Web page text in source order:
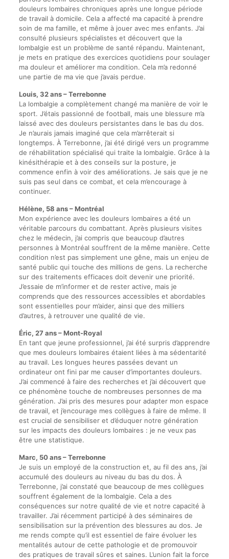
douleurs lombaires chroniques après une longue période
de travail à domicile. Cela a affecté ma capacité à prendre
soin de ma famille, et même à jouer avec mes enfants. J’ai
consulté plusieurs spécialistes et découvert que la
lombalgie est un problème de santé répandu. Maintenant,
je mets en pratique des exercices quotidiens pour soulager
ma douleur et améliorer ma condition. Cela m’a redonné
une partie de ma vie que j’avais perdue.
Louis, 32 ans – Terrebonne
La lombalgie a complètement changé ma manière de voir le
sport. J’étais passionné de football, mais une blessure m’a
laissé avec des douleurs persistantes dans le bas du dos.
Je n’aurais jamais imaginé que cela m’arrêterait si
longtemps. À Terrebonne, j’ai été dirigé vers un programme
de réhabilitation spécialisé qui traite la lombalgie. Grâce à la
kinésithérapie et à des conseils sur la posture, je
commence enfin à voir des améliorations. Je sais que je ne
suis pas seul dans ce combat, et cela m’encourage à
continuer.
Hélène, 58 ans – Montréal
Mon expérience avec les douleurs lombaires a été un
véritable parcours du combattant. Après plusieurs visites
chez le médecin, j’ai compris que beaucoup d’autres
personnes à Montréal souffrent de la même manière. Cette
condition n’est pas simplement une gêne, mais un enjeu de
santé public qui touche des millions de gens. La recherche
sur des traitements efficaces doit devenir une priorité.
J’essaie de m’informer et de rester active, mais je
comprends que des ressources accessibles et abordables
sont essentielles pour m’aider, ainsi que des milliers
d’autres, à retrouver une qualité de vie.
Éric, 27 ans – Mont-Royal
En tant que jeune professionnel, j’ai été surpris d’apprendre
que mes douleurs lombaires étaient liées à ma sédentarité
au travail. Les longues heures passées devant un
ordinateur ont fini par me causer d’importantes douleurs.
J’ai commencé à faire des recherches et j’ai découvert que
ce phénomène touche de nombreuses personnes de ma
génération. J’ai pris des mesures pour adapter mon espace
de travail, et j’encourage mes collègues à faire de même. Il
est crucial de sensibiliser et d’éduquer notre génération
sur les impacts des douleurs lombaires : je ne veux pas
être une statistique.
Marc, 50 ans – Terrebonne
Je suis un employé de la construction et, au fil des ans, j’ai
accumulé des douleurs au niveau du bas du dos. À
Terrebonne, j’ai constaté que beaucoup de mes collègues
souffrent également de la lombalgie. Cela a des
conséquences sur notre qualité de vie et notre capacité à
travailler. J’ai récemment participé à des séminaires de
sensibilisation sur la prévention des blessures au dos. Je
me rends compte qu’il est essentiel de faire évoluer les
mentalités autour de cette pathologie et de promouvoir
des pratiques de travail sûres et saines. L’union fait la force